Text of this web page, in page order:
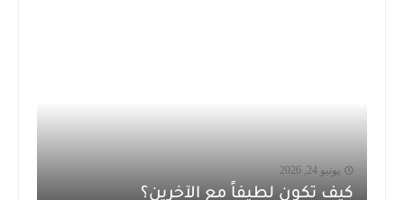
يونيو 24, 2026
كيف تكون لطيفاً مع الآخرين؟